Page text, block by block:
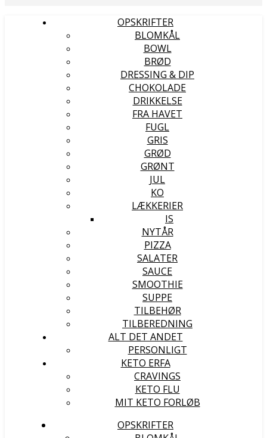
OPSKRIFTER
BLOMKÅL
BOWL
BRØD
DRESSING & DIP
CHOKOLADE
DRIKKELSE
FRA HAVET
FUGL
GRIS
GRØD
GRØNT
JUL
KO
LÆKKERIER
IS
NYTÅR
PIZZA
SALATER
SAUCE
SMOOTHIE
SUPPE
TILBEHØR
TILBEREDNING
ALT DET ANDET
PERSONLIGT
KETO ERFA
CRAVINGS
KETO FLU
MIT KETO FORLØB
OPSKRIFTER